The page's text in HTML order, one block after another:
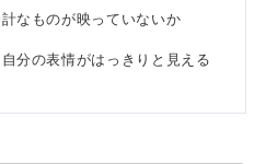
なものが映っていないか
分の表情がはっきりと見える